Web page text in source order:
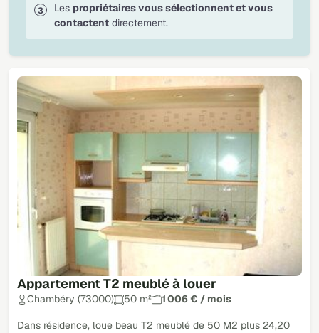
Appartement T2 meublé à louer
Chambéry (73000) 50 m² 1 006 € / mois
Dans résidence, loue beau T2 meublé de 50 M2 plus 24,20
Les propriétaires vous sélectionnent et vous
contactent directement.